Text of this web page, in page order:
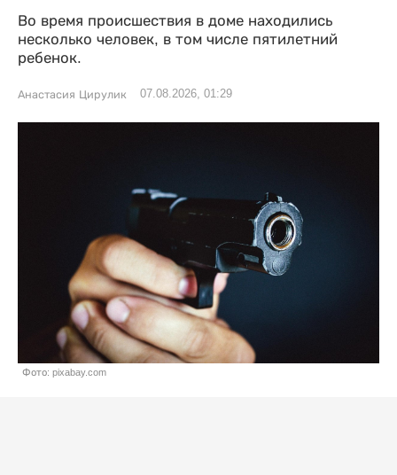
Во время происшествия в доме находились
несколько человек, в том числе пятилетний
ребенок.
Анастасия Цирулик 07.08.2026, 01:29
Фото: pixabay.com